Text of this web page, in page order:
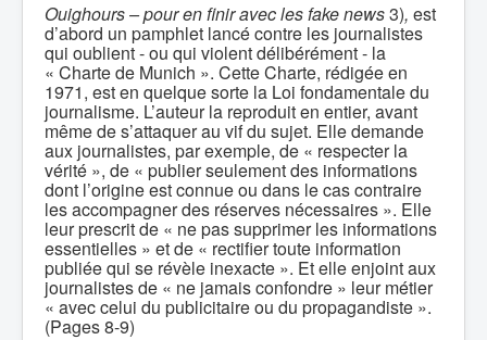
Ouighours – pour en finir avec les fake news3), est
d’abord un pamphlet lancé contre les journalistes
qui oublient - ou qui violent délibérément - la
« Charte de Munich ». Cette Charte, rédigée en
1971, est en quelque sorte la Loi fondamentale du
journalisme. L’auteur la reproduit en entier, avant
même de s’attaquer au vif du sujet. Elle demande
aux journalistes, par exemple, de « respecter la
vérité », de « publier seulement des informations
dont l’origine est connue ou dans le cas contraire
les accompagner des réserves nécessaires ». Elle
leur prescrit de « ne pas supprimer les informations
essentielles » et de « rectifier toute information
publiée qui se révèle inexacte ». Et elle enjoint aux
journalistes de « ne jamais confondre » leur métier
« avec celui du publicitaire ou du propagandiste ».
(Pages 8-9)